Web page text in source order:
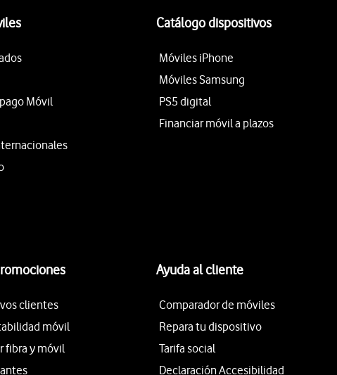
Móvil
Catálogo dispositivos
Móviles iPhone
Móviles Samsung
PS5 digital
Financiar móvil a plazos
clientes
móvil
fibra y móvil
Ayuda al cliente
Comparador de móviles
Repara tu dispositivo
Tarifa social
Declaración Accesibilidad